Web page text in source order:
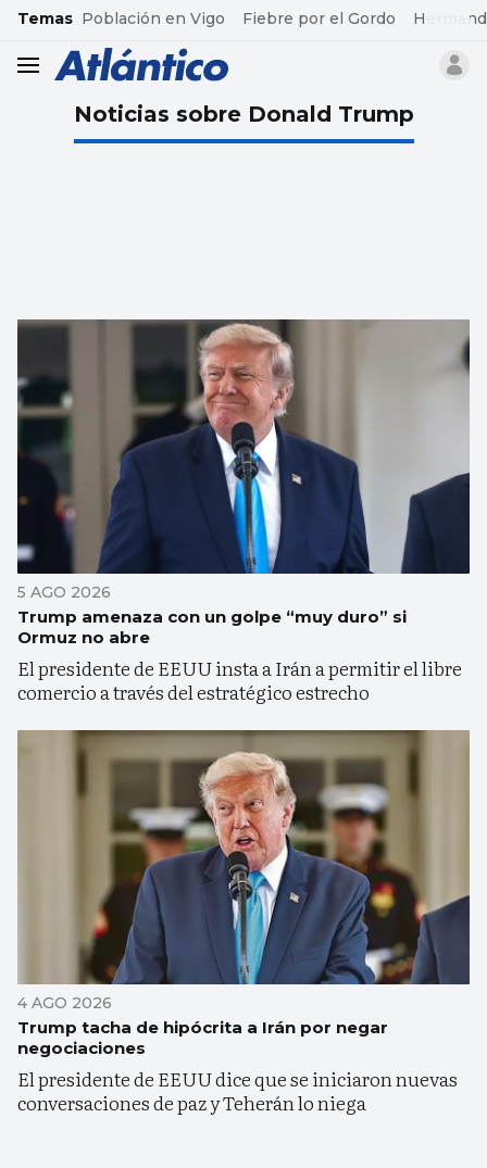
common.go-to-content
Temas Población en Vigo Fiebre por el Gordo
header.menu.open
Noticias sobre Donald Trump
5 AGO 2026
Trump amenaza con un golpe “muy duro” si
Ormuz no abre
El presidente de EEUU insta a Irán a permitir el libre
comercio a través del estratégico estrecho
4 AGO 2026
Trump tacha de hipócrita a Irán por negar
negociaciones
El presidente de EEUU dice que se iniciaron nuevas
conversaciones de paz y Teherán lo niega